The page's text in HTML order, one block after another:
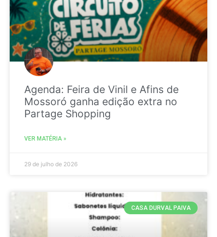
Agenda: Feira de Vinil e Afins de
Mossoró ganha edição extra no
Partage Shopping
VER MATÉRIA »
29 de julho de 2026
CASA DURVAL PAIVA